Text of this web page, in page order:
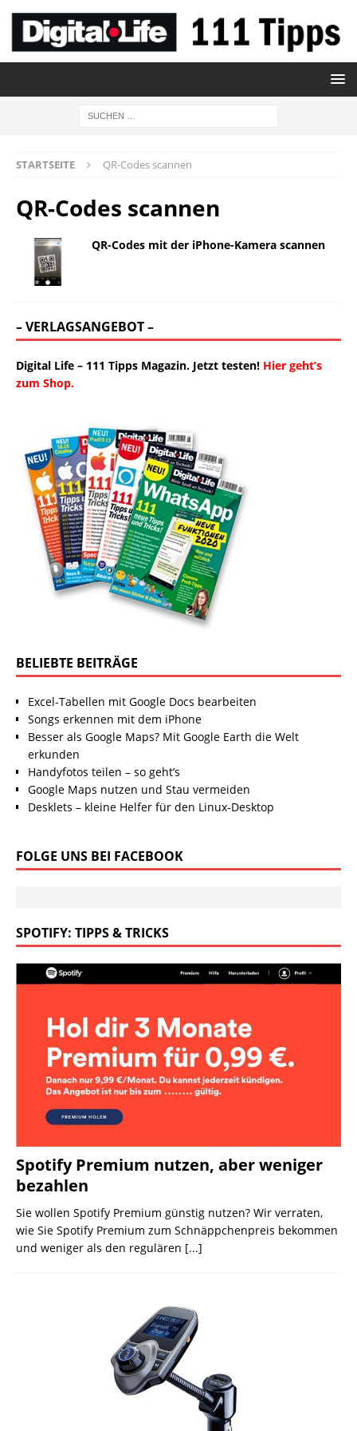
STARTSEITE QR-Codes scannen
QR-Codes scannen
QR-Codes mit der iPhone-Kamera scannen
– VERLAGSANGEBOT –
Digital Life – 111 Tipps Magazin. Jetzt testen! Hier geht’s
zum Shop.
BELIEBTE BEITRÄGE
Excel-Tabellen mit Google Docs bearbeiten
Songs erkennen mit dem iPhone
Besser als Google Maps? Mit Google Earth die Welt
erkunden
Handyfotos teilen – so geht’s
Google Maps nutzen und Stau vermeiden
Desklets – kleine Helfer für den Linux-Desktop
FOLGE UNS BEI FACEBOOK
SPOTIFY: TIPPS & TRICKS
Spotify Premium nutzen, aber weniger
bezahlen
Sie wollen Spotify Premium günstig nutzen? Wir verraten,
wie Sie Spotify Premium zum Schnäppchenpreis bekommen
und weniger als den regulären [...]